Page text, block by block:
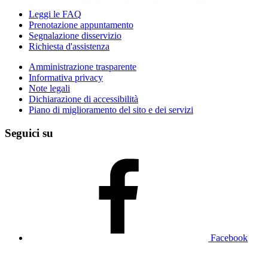
Leggi le FAQ
Prenotazione appuntamento
Segnalazione disservizio
Richiesta d'assistenza
Amministrazione trasparente
Informativa privacy
Note legali
Dichiarazione di accessibilità
Piano di miglioramento del sito e dei servizi
Seguici su
Facebook